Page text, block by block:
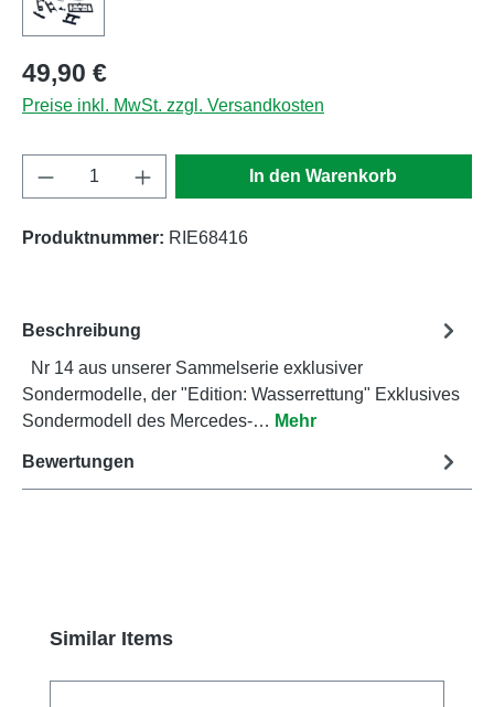
Regulärer Preis:
49,90 €
Preise inkl. MwSt. zzgl. Versandkosten
Produkt Anzahl: Gib den gewünschten
In den Warenkorb
Produktnummer: RIE68416
Beschreibung
Nr 14 aus unserer Sammelserie exklusiver
Sondermodelle, der "Edition: Wasserrettung" Exklusives
Sondermodell des Mercedes-… Mehr
Bewertungen
Produktgalerie überspringen
Similar Items